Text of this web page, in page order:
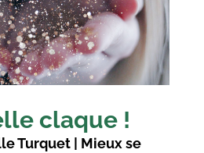
claque !
Turquet| Mieux se